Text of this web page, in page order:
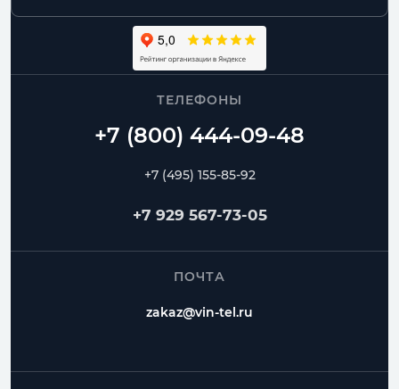
ТЕЛЕФОНЫ
+7 (495) 155-85-92
+7 929 567-73-05
ПОЧТА
zakaz@vin-tel.ru